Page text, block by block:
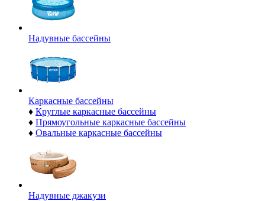
Надувные бассейны
Каркасные бассейны
♦ Круглые каркасные бассейны
♦ Прямоугольные каркасные бассейны
♦ Овальные каркасные бассейны
Надувные джакузи